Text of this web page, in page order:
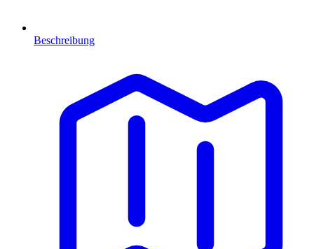
Beschreibung